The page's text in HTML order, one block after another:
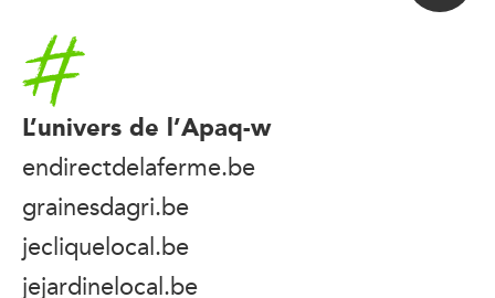
Accueil
L’univers de l’Apaq-w
endirectdelaferme.be
grainesdagri.be
jecliquelocal.be
jejardinelocal.be